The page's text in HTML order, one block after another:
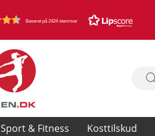
Baseret på 2424 stemmer
Sport & Fitness Kosttilskud